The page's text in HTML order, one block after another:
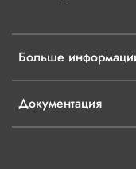
Больше
Документация